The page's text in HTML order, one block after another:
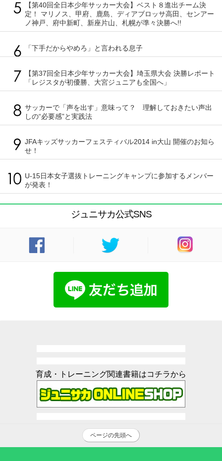
【第40回全日本少年サッカー大会】ベスト８進出チーム決
定！ マリノス、甲府、鹿島、ディアブロッサ高田、センアー
ノ神戸、府中新町、新座片山、札幌が準々決勝へ!!
「下手だからやめろ」と言われる息子
【第37回全日本少年サッカー大会】埼玉県大会 決勝レポート
「レジスタが初優勝、大宮ジュニアも全国へ」
サッカーで「声を出す」意味って？ 理解しておきたい声出
しの“必要感”と実践法
JFAキッズサッカーフェスティバル2014 in大山 開催のお知ら
せ！
U-15日本女子選抜トレーニングキャンプに参加するメンバー
が発表！
ジュニサカ公式SNS
育成・トレーニング関連書籍はコチラから
ページの先頭へ